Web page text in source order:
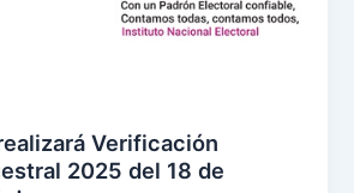
Verificación
2025 del 18 de